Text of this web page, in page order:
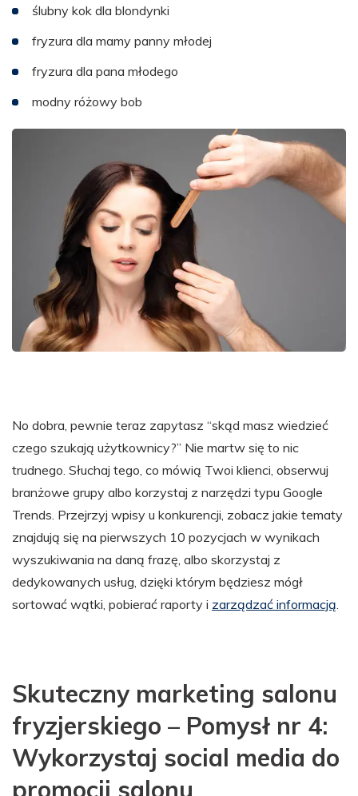
ślubny kok dla blondynki
fryzura dla mamy panny młodej
fryzura dla pana młodego
modny różowy bob
No dobra, pewnie teraz zapytasz “skąd masz wiedzieć
czego szukają użytkownicy?” Nie martw się to nic
trudnego. Słuchaj tego, co mówią Twoi klienci, obserwuj
branżowe grupy albo korzystaj z narzędzi typu Google
Trends. Przejrzyj wpisy u konkurencji, zobacz jakie tematy
znajdują się na pierwszych 10 pozycjach w wynikach
wyszukiwania na daną frazę, albo skorzystaj z
dedykowanych usług, dzięki którym będziesz mógł
sortować wątki, pobierać raporty i zarządzać informacją
Skuteczny marketing salonu
fryzjerskiego – Pomysł nr 4:
Wykorzystaj social media do
promocji salonu